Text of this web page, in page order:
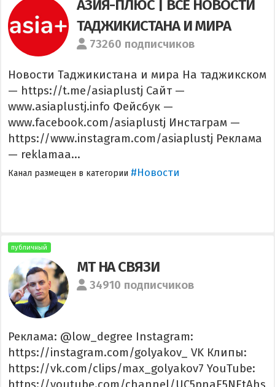
АЗИЯ-ПЛЮС | ВСЕ НОВОСТИ
ТАДЖИКИСТАНА И МИРА
73260 подписчиков
Новости Таджикистана и мира На таджикском
— https://t.me/asiaplustj Сайт —
www.asiaplustj.info Фейсбук —
www.facebook.com/asiaplustj Инстаграм —
https://www.instagram.com/asiaplustj Реклама
— reklamaa...
Канал размещен в категории #Новости
публичный
МТ НА СВЯЗИ
34910 подписчиков
Реклама: @low_degree Instagram:
https://instagram.com/golyakov_ VK Клипы:
https://vk.com/clips/max_golyakov7 YouTube:
https://youtube.com/channel/UC5pnaE5NEtAhs